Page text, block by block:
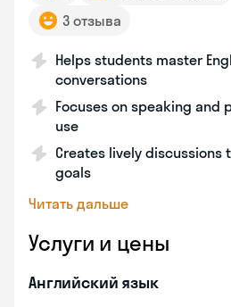
3 отзыва
Helps students master
conversations
Focuses on speaking and
use
Creates lively
goals
Читать дальше
Услуги и цены
Английский язык